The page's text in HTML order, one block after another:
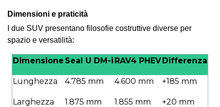
Dimensioni e praticità
I due SUV presentano filosofie costruttive diverse per
spazio e versatilità:
Dimensione Seal U DM-i RAV4 PHEVDifferenza
Lunghezza 4.785 mm 4.600 mm +185 mm
Larghezza 1.875 mm 1.855 mm +20 mm